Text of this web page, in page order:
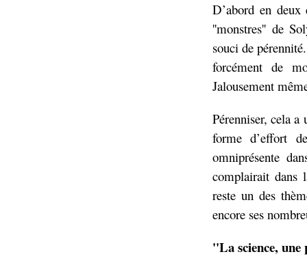
D’abord en deux
''monstres'' de
souci de
forcément de
Jalousement
Pérenniser, cela a
forme d’effort
omniprésente
complairait dans
reste un des
encore ses
''La science,